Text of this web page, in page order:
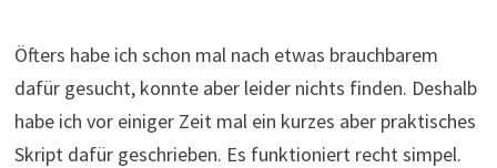
Öfters habe ich schon mal nach etwas brauchbarem
dafür gesucht, konnte aber leider nichts finden. Deshalb
habe ich vor einiger Zeit mal ein kurzes aber praktisches
Skript dafür geschrieben. Es funktioniert recht simpel.